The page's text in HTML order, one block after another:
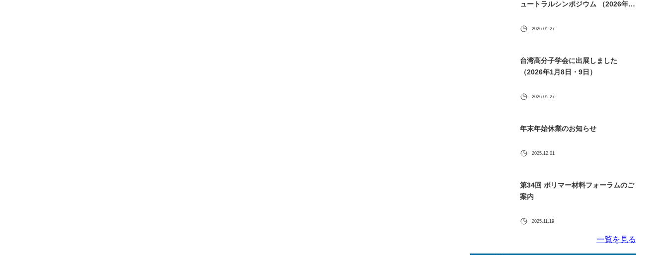
ュートラルシンポジウム （2026年1
2026.01.27
台湾高分子学会に出展しました
（2026年1月8日・9日）
2026.01.27
年末年始休業のお知らせ
2025.12.01
第34回 ポリマー材料フォーラムのご
案内
2025.11.19
一覧を見る